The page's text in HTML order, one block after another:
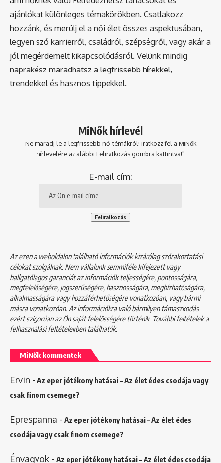
ajánlókat különleges témakörökben. Csatlakozz
hozzánk, és merülj el a női élet összes aspektusában,
legyen szó karrierről, családról, szépségről, vagy akár a
jól megérdemelt kikapcsolódásról. Velünk mindig
naprakész maradhatsz a legfrissebb hírekkel,
trendekkel és hasznos tippekkel.
MiNők hírlevél
Ne maradj le a legfrissebb női témákról! Iratkozz fel a MiNők
hírlevelére az alábbi Feliratkozás gombra kattintva!"
E-mail cím:
Az ezen a weboldalon található információk kizárólag szórakoztatási
célokat szolgálnak. Nem vállalunk semmiféle kifejezett vagy
hallgatólagos garanciát az információk teljességére, pontosságára,
megfelelőségére, jogszerűségére, hasznosságára, megbízhatóságára,
alkalmasságára vagy hozzáférhetőségére vonatkozóan, vagy bármi
másra vonatkozóan. Az információkra való bármilyen támaszkodás
ezért szigorúan az Ön saját felelősségére történik. További feltételek a
felhasználási feltételekbentalálhatók.
MiNők kommentek
Ervin - Az eper jótékony hatásai – Az élet édes csodája vagy
csak finom csemege?
Eprespanna - Az eper jótékony hatásai – Az élet édes
csodája vagy csak finom csemege?
Énvagyok - Az eper jótékony hatásai – Az élet édes csodája